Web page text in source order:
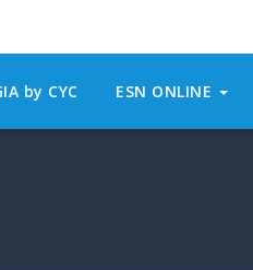
by CYC ESN ONLINE